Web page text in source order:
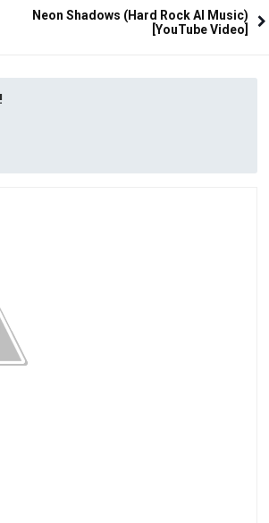
Neon Shadows (Hard Rock AI Music)
[YouTube Video]